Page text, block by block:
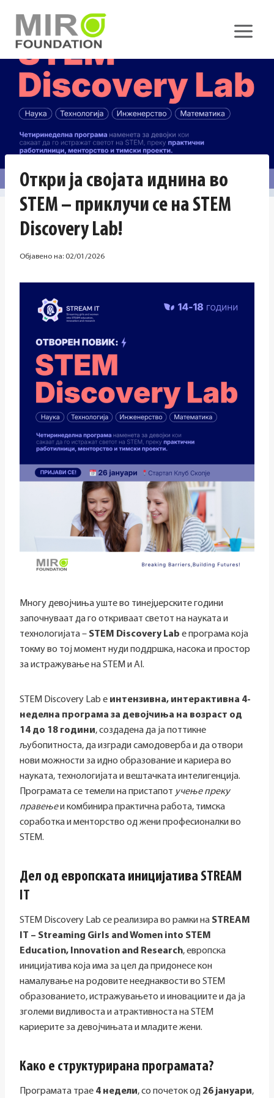
content
Откри ја својата иднина во
STEM – приклучи се на STEM
Discovery Lab!
Објавено на: 02/01/2026
Многу девојчиња уште во тинејџерските години
започнуваат да го откриваат светот на науката и
технологијата – STEM Discovery Lab е програма која
токму во тој момент нуди поддршка, насока и простор
за истражување на STEM и AI.
STEM Discovery Lab е интензивна, интерактивна 4-
неделна програма за девојчиња на возраст од
14 до 18 години, создадена да ја поттикне
љубопитноста, да изгради самодоверба и да отвори
нови можности за идно образование и кариера во
науката, технологијата и вештачката интелигенција.
Програмата се темели на пристапот учење преку
правењеи комбинира практична работа, тимска
соработка и менторство од жени професионалки во
STEM.
Дел од европската иницијатива STREAM
IT
STEM Discovery Lab се реализира во рамки на STREAM
IT – Streaming Girls and Women into STEM
Education, Innovation and Research, европска
иницијатива која има за цел да придонесе кон
намалување на родовите нееднаквости во STEM
образованието, истражувањето и иновациите и да ја
зголеми видливоста и атрактивноста на STEM
кариерите за девојчињата и младите жени.
Како е структурирана програмата?
Програмата трае 4 недели, со почеток од 26 јануари,